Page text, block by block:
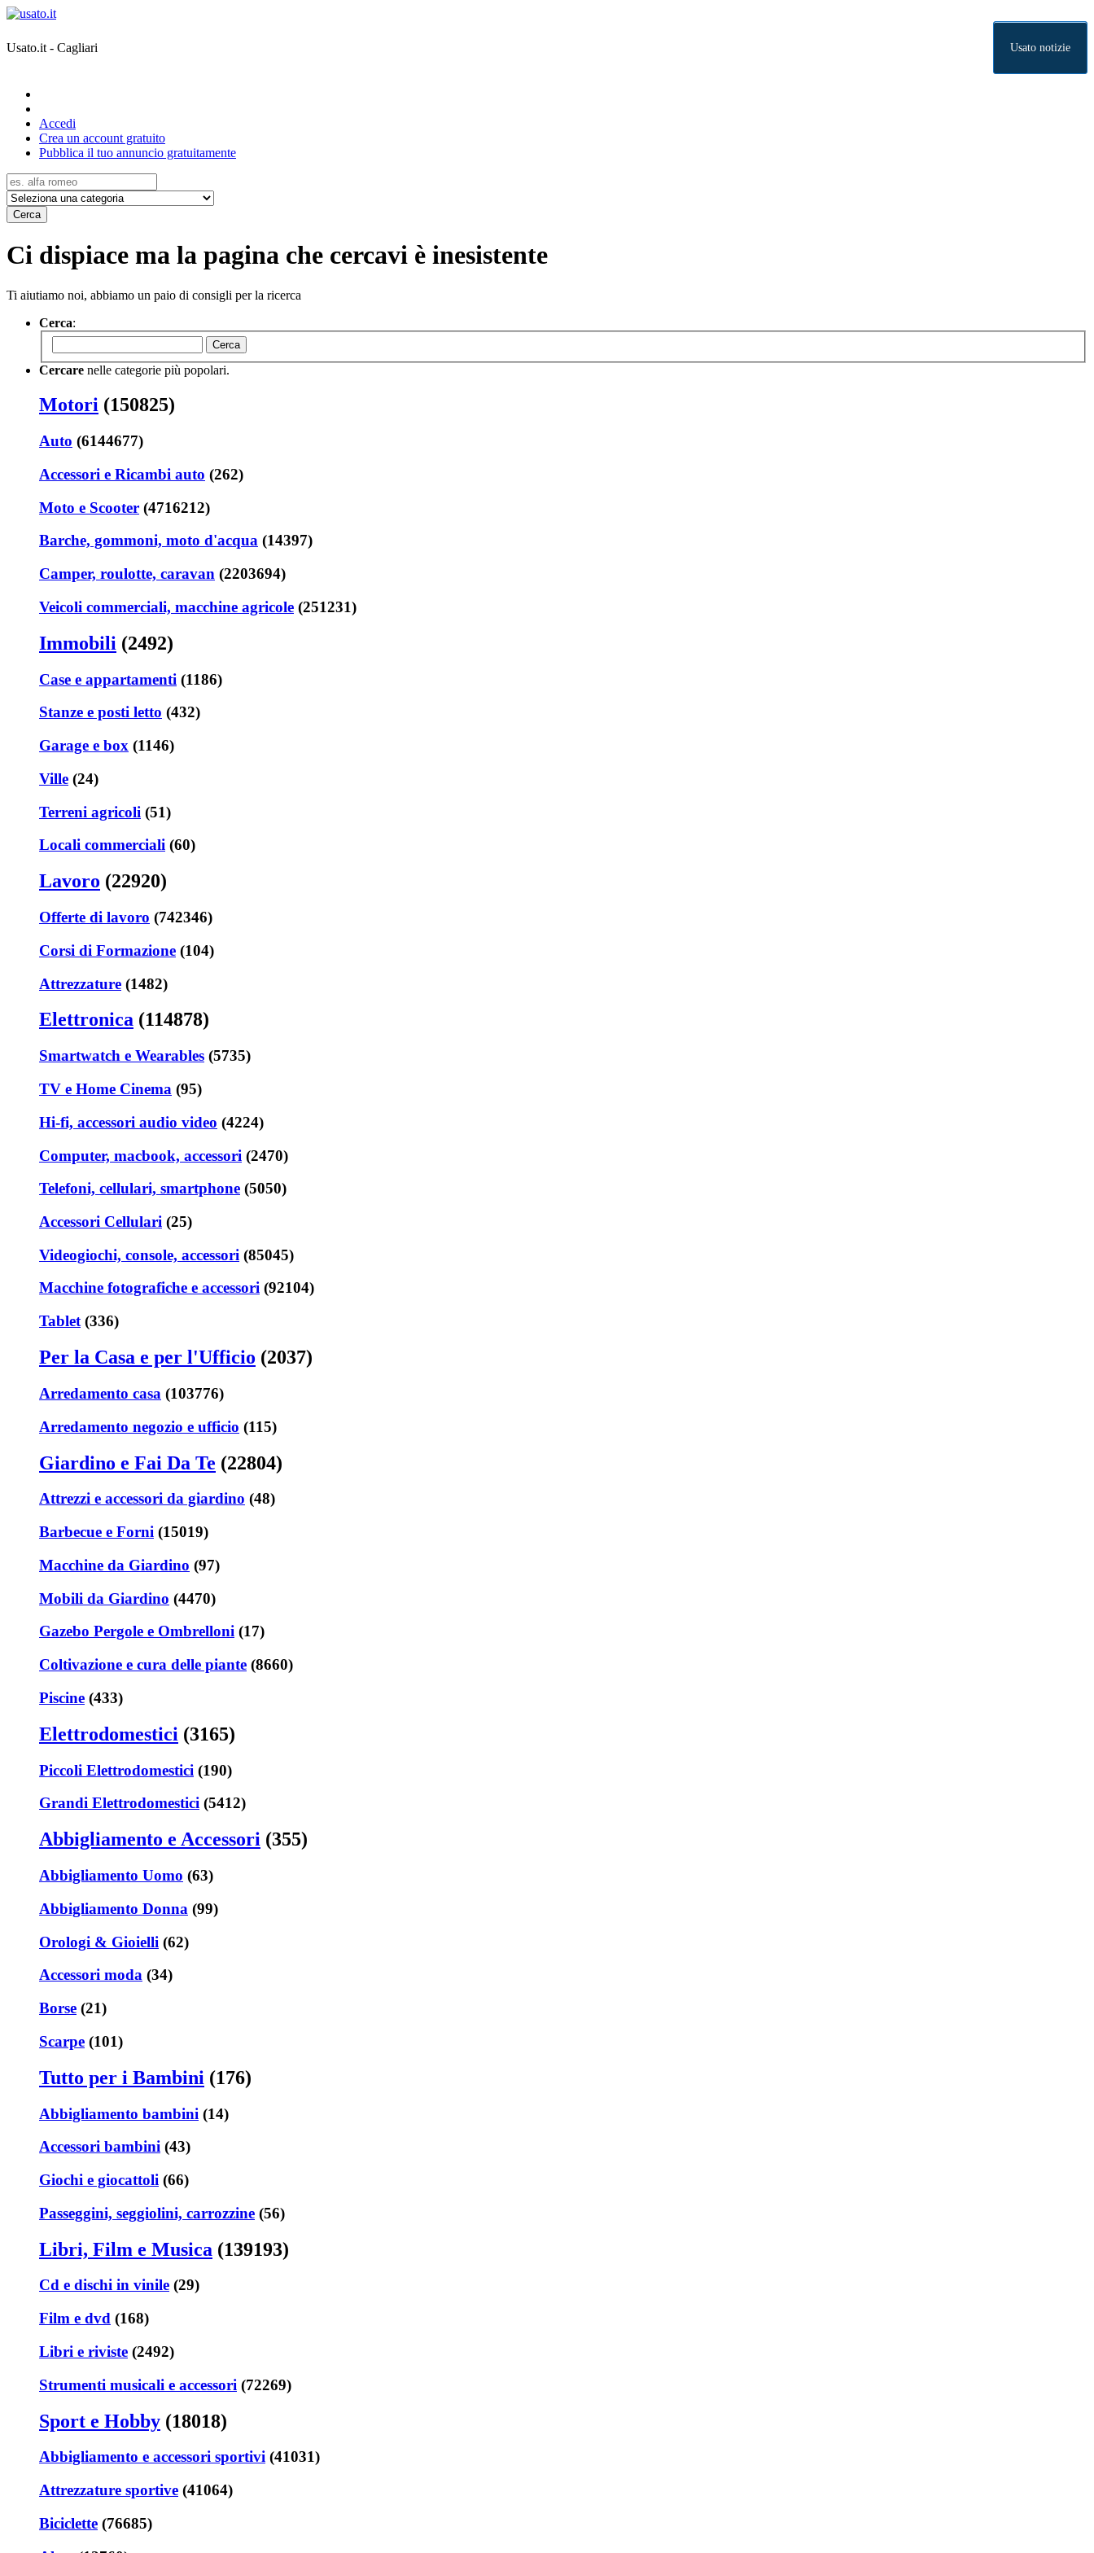
Usato.it - Cagliari Usato notizie
Accedi
Crea un account gratuito
Pubblica il tuo annuncio gratuitamente
Cerca
Ci dispiace ma la pagina che cercavi è inesistente
Ti aiutiamo noi, abbiamo un paio di consigli per la ricerca
Cerca:
Cerca
Cercare nelle categorie più popolari.
Motori (150825)
Auto (6144677)
Accessori e Ricambi auto (262)
Moto e Scooter (4716212)
Barche, gommoni, moto d'acqua (14397)
Camper, roulotte, caravan (2203694)
Veicoli commerciali, macchine agricole (251231)
Immobili (2492)
Case e appartamenti (1186)
Stanze e posti letto (432)
Garage e box (1146)
Ville (24)
Terreni agricoli (51)
Locali commerciali (60)
Lavoro (22920)
Offerte di lavoro (742346)
Corsi di Formazione (104)
Attrezzature (1482)
Elettronica (114878)
Smartwatch e Wearables (5735)
TV e Home Cinema (95)
Hi-fi, accessori audio video (4224)
Computer, macbook, accessori (2470)
Telefoni, cellulari, smartphone (5050)
Accessori Cellulari (25)
Videogiochi, console, accessori (85045)
Macchine fotografiche e accessori (92104)
Tablet (336)
Per la Casa e per l'Ufficio (2037)
Arredamento casa (103776)
Arredamento negozio e ufficio (115)
Giardino e Fai Da Te (22804)
Attrezzi e accessori da giardino (48)
Barbecue e Forni (15019)
Macchine da Giardino (97)
Mobili da Giardino (4470)
Gazebo Pergole e Ombrelloni (17)
Coltivazione e cura delle piante (8660)
Piscine (433)
Elettrodomestici (3165)
Piccoli Elettrodomestici (190)
Grandi Elettrodomestici (5412)
Abbigliamento e Accessori (355)
Abbigliamento Uomo (63)
Abbigliamento Donna (99)
Orologi & Gioielli (62)
Accessori moda (34)
Borse (21)
Scarpe (101)
Tutto per i Bambini (176)
Abbigliamento bambini (14)
Accessori bambini (43)
Giochi e giocattoli (66)
Passeggini, seggiolini, carrozzine (56)
Libri, Film e Musica (139193)
Cd e dischi in vinile (29)
Film e dvd (168)
Libri e riviste (2492)
Strumenti musicali e accessori (72269)
Sport e Hobby (18018)
Abbigliamento e accessori sportivi (41031)
Attrezzature sportive (41064)
Biciclette (76685)